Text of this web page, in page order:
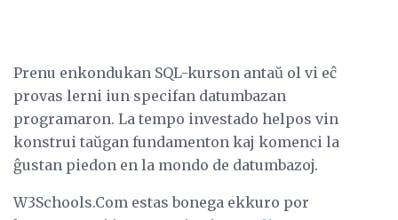
Prenu enkondukan SQL-kurson antaŭ ol vi eĉ
provas lerni iun specifan datumbazan
programaron. La tempo investado helpos vin
konstrui taŭgan fundamenton kaj komenci la
ĝustan piedon en la mondo de datumbazoj.
W3Schools.Com estas bonega ekkuro por